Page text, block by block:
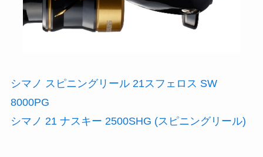
シマノ スピニングリール 21スフェロス SW
8000PG
シマノ 21 ナスキー 2500SHG (スピニングリール)